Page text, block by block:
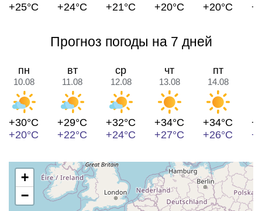
+25°C +24°C +21°C +20°C +20°C
Прогноз погоды на 7 дней
пн
10.08
+30°C
+20°C
вт
11.08
+29°C
+22°C
ср
12.08
+32°C
+24°C
чт
13.08
+34°C
+27°C
пт
14.08
+34°C
+26°C
+
−